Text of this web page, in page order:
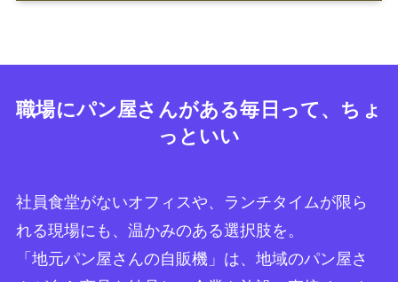
職場にパン屋さんがある毎日って、ちょ
っといい
社員食堂がないオフィスや、ランチタイムが限ら
れる現場にも、温かみのある選択肢を。
「地元パン屋さんの自販機」は、地域のパン屋さ